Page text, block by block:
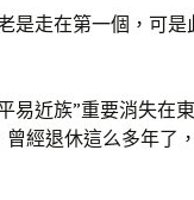
走在第一個，可是
近族”重要消失在東
曾經退休這么多年了